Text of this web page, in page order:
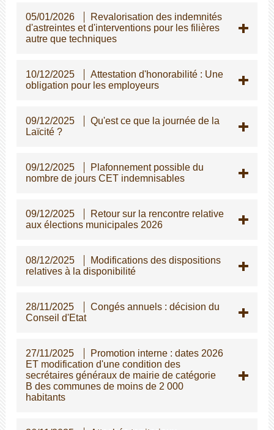
05/01/2026
Revalorisation des indemnités
d'astreintes et d'interventions pour les filières
autre que techniques
10/12/2025
Attestation d'honorabilité : Une
obligation pour les employeurs
09/12/2025
Qu'est ce que la journée de la
Laïcité ?
09/12/2025
Plafonnement possible du
nombre de jours CET indemnisables
09/12/2025
Retour sur la rencontre relative
aux élections municipales 2026
08/12/2025
Modifications des dispositions
relatives à la disponibilité
28/11/2025
Congés annuels : décision du
Conseil d'Etat
27/11/2025
Promotion interne : dates 2026
ET modification d'une condition des
secrétaires généraux de mairie de catégorie
B des communes de moins de 2 000
habitants